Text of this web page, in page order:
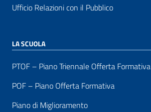
Ufficio Relazioni con il Pubblico
LA SCUOLA
PTOF – Piano Triennale Offerta Formativa
POF – Piano Offerta Formativa
Piano di Miglioramento